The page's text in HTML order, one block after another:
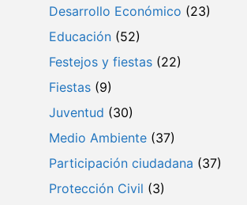
Desarrollo Económico (23)
Educación (52)
Festejos y fiestas (22)
Fiestas (9)
Juventud (30)
Medio Ambiente (37)
Participación ciudadana (37)
Protección Civil (3)